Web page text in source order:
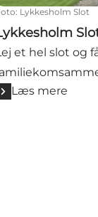
: Lykkesholm Slot
et hel slot og
Læs mere